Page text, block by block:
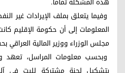
وفيما يتعلق بملف الإيرادات غير
المعلومات إلى أن حكومة الإقليم
مجلس الوزراء ووزير المالية
وبحسب معلومات المراسل، تعهد